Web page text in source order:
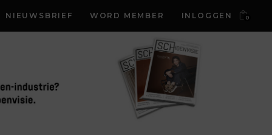
NIEUWSBRIEF WORD MEMBER INLOGGEN 0